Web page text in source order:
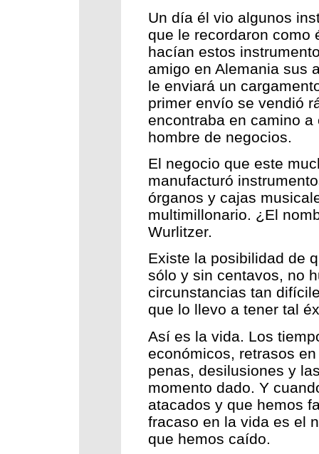
Un día él vio algunos
que le recordaron como
hacían estos
amigo en Alemania sus
le enviará un
primer envío se vendió
encontraba en camino
hombre de negocios.
El negocio que este
manufacturó
órganos y cajas
multimillonario. ¿El
Wurlitzer.
Existe la posibilidad de
sólo y sin centavos, no
circunstancias tan
que lo llevo a tener tal
Así es la vida. Los
económicos, retrasos
penas, desilusiones y
momento dado. Y
atacados y que hemos
fracaso en la vida es el
que hemos caído.